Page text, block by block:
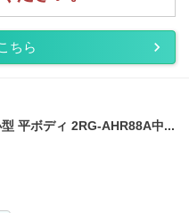
ちら
型 平ボディ 2RG-AHR88A中...